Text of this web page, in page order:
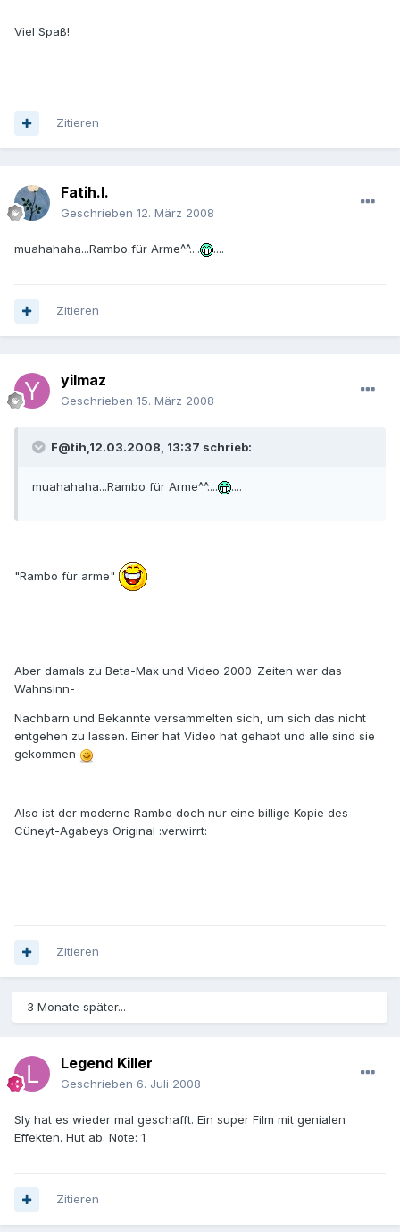
Viel Spaß!
Zitieren
Fatih.I.
Geschrieben 12. März 2008
muahahaha...Rambo für Arme^^.... ....
Zitieren
yilmaz
Geschrieben 15. März 2008
F@tih,12.03.2008, 13:37 schrieb:
muahahaha...Rambo für Arme^^.... ....
"Rambo für arme"
Aber damals zu Beta-Max und Video 2000-Zeiten war das
Wahnsinn-
Nachbarn und Bekannte versammelten sich, um sich das nicht
entgehen zu lassen. Einer hat Video hat gehabt und alle sind sie
gekommen
Also ist der moderne Rambo doch nur eine billige Kopie des
Cüneyt-Agabeys Original :verwirrt:
Zitieren
3 Monate später...
Legend Killer
Geschrieben 6. Juli 2008
Sly hat es wieder mal geschafft. Ein super Film mit genialen
Effekten. Hut ab. Note: 1
Zitieren